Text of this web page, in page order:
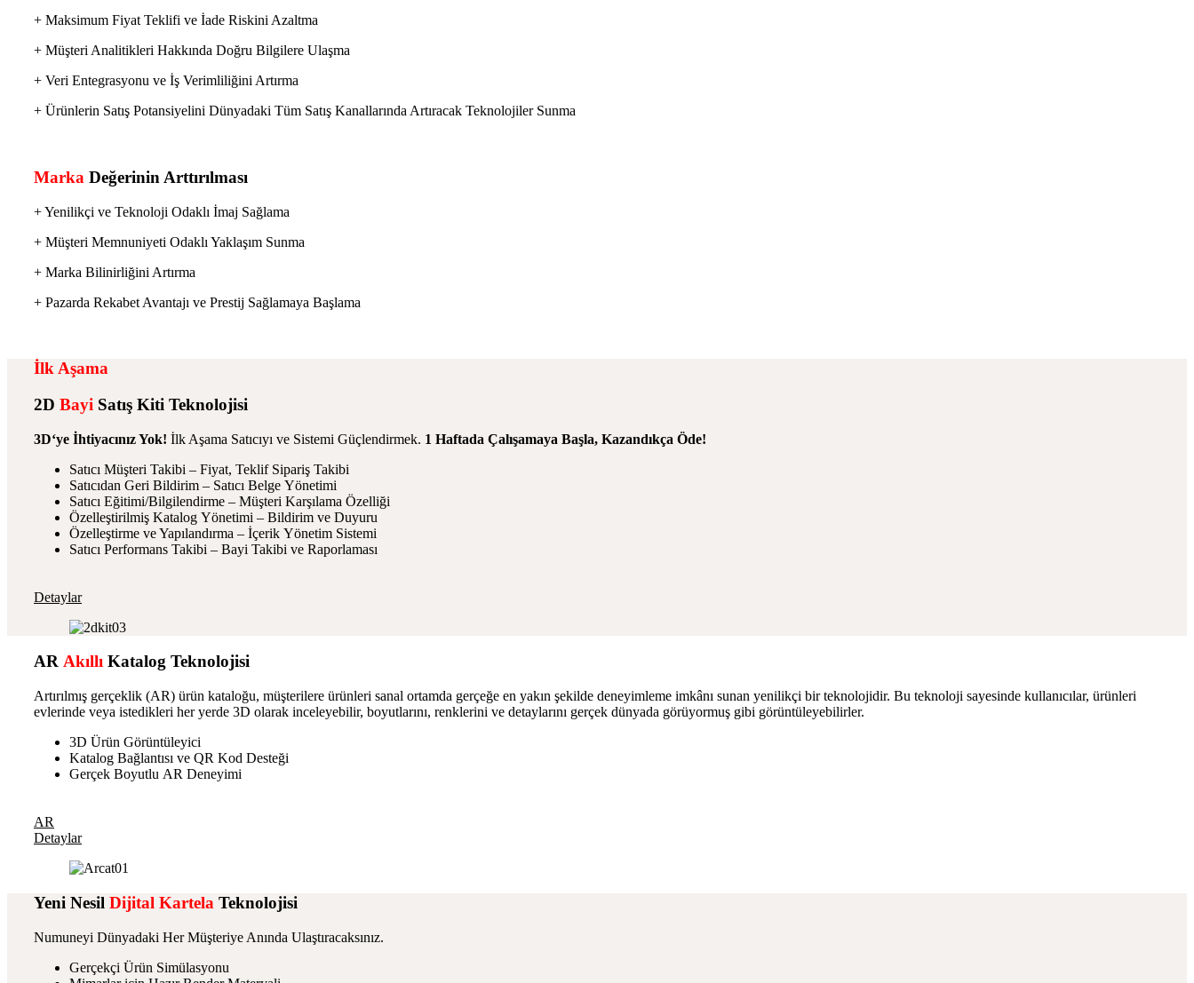
+ Maksimum Fiyat Teklifi ve İade Riskini Azaltma
+ Müşteri Analitikleri Hakkında Doğru Bilgilere Ulaşma
+ Veri Entegrasyonu ve İş Verimliliğini Artırma
+ Ürünlerin Satış Potansiyelini Dünyadaki Tüm Satış Kanallarında Artıracak Teknolojiler Sunma
Marka Değerinin Arttırılması
+ Yenilikçi ve Teknoloji Odaklı İmaj Sağlama
+ Müşteri Memnuniyeti Odaklı Yaklaşım Sunma
+ Marka Bilinirliğini Artırma
+ Pazarda Rekabet Avantajı ve Prestij Sağlamaya Başlama
İlk Aşama
2D Bayi Satış Kiti Teknolojisi
3D‘ye İhtiyacınız Yok! İlk Aşama Satıcıyı ve Sistemi Güçlendirmek. 1 Haftada Çalışamaya Başla, Kazandıkça Öde!
Satıcı Müşteri Takibi – Fiyat, Teklif Sipariş Takibi
Satıcıdan Geri Bildirim – Satıcı Belge Yönetimi
Satıcı Eğitimi/Bilgilendirme – Müşteri Karşılama Özelliği
Özelleştirilmiş Katalog Yönetimi – Bildirim ve Duyuru
Özelleştirme ve Yapılandırma – İçerik Yönetim Sistemi
Satıcı Performans Takibi – Bayi Takibi ve Raporlaması
Detaylar
AR Akıllı Katalog Teknolojisi
Artırılmış gerçeklik (AR) ürün kataloğu, müşterilere ürünleri sanal ortamda gerçeğe en yakın şekilde deneyimleme imkânı sunan yenilikçi bir teknolojidir. Bu teknoloji sayesinde kullanıcılar, ürünleri
evlerinde veya istedikleri her yerde 3D olarak inceleyebilir, boyutlarını, renklerini ve detaylarını gerçek dünyada görüyormuş gibi görüntüleyebilirler.
3D Ürün Görüntüleyici
Katalog Bağlantısı ve QR Kod Desteği
Gerçek Boyutlu AR Deneyimi
AR
Detaylar
Yeni Nesil Dijital Kartela Teknolojisi
Numuneyi Dünyadaki Her Müşteriye Anında Ulaştıracaksınız.
Gerçekçi Ürün Simülasyonu